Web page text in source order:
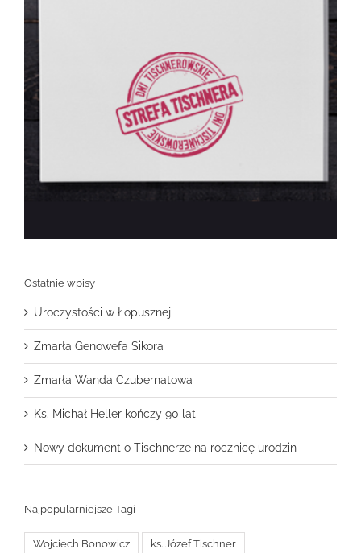
Ostatnie wpisy
Uroczystości w Łopusznej
Zmarła Genowefa Sikora
Zmarła Wanda Czubernatowa
Ks. Michał Heller kończy 90 lat
Nowy dokument o Tischnerze na rocznicę urodzin
Najpopularniejsze Tagi
Wojciech Bonowicz ks. Józef Tischner